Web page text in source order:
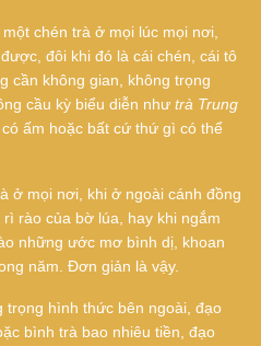
chén trà ở mọi lúc mọi nơi,
đôi khi đó là cái chén, cái tô
cần không gian, không trọng
cầu kỳ biểu diễn như trà Trung
có ấm hoặc bất cứ thứ gì có thể
ở mọi nơi, khi ở ngoài cánh đồng
rào của bờ lúa, hay khi ngắm
những ước mơ bình dị, khoan
năm. Đơn giản là vậy.
hình thức bên ngoài, đạo
bình trà bao nhiêu tiền, đạo